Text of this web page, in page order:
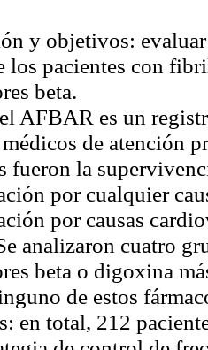
y objetivos:
los pacientes con
beta.
el AFBAR es un
de atención
fueron la
por cualquier
por causas
analizaron cuatro
beta o digoxina
de estos
en total, 212